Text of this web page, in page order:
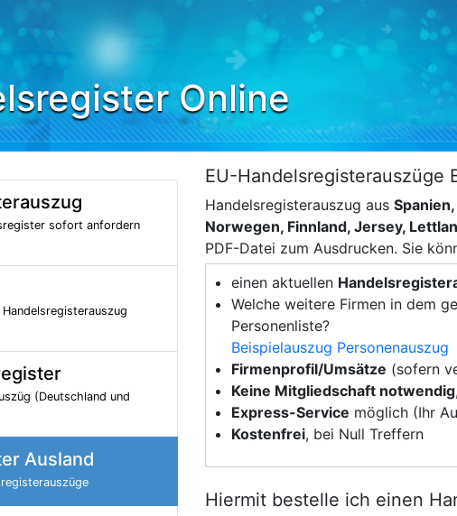
Online
sofort anfordern
(Deutschland und
Ausland
EU-Handelsregisterauszüge
Handelsregisterauszug aus
Norwegen, Finnland, Jersey,
PDF-Datei zum Ausdrucken. Sie
einen aktuellen
Welche weitere Firmen in dem
Personenliste?
Beispielauszug Personenauszug
Firmenprofil/Umsätze (sofern
Keine Mitgliedschaft notwendig
Express-Service möglich (Ihr
Kostenfrei, bei Null Treffern
Hiermit bestelle ich einen